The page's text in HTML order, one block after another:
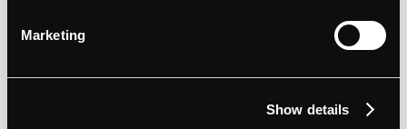
Marketing
Show details
En het mooiste? Je hoeft geen programmeur
passen. Wel zo handig als je flexibel wilt zijn.